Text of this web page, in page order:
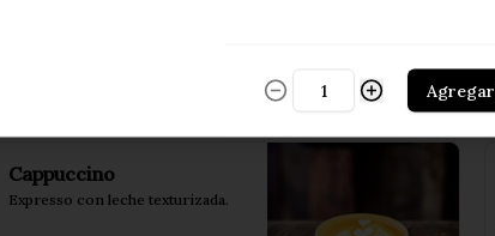
Cappuccino
Expresso con leche texturizada.
Agregar